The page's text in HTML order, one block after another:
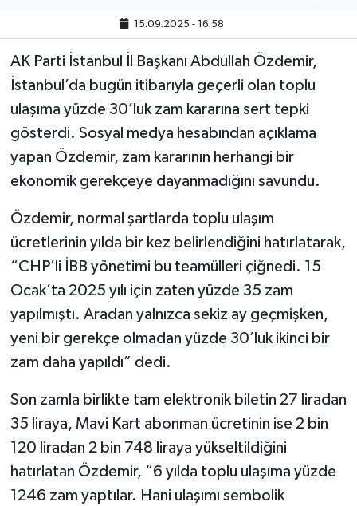
15.09.2025 - 16:58
AK Parti İstanbul İl Başkanı Abdullah Özdemir,
İstanbul’da bugün itibarıyla geçerli olan toplu
ulaşıma yüzde 30’luk zam kararına sert tepki
gösterdi. Sosyal medya hesabından açıklama
yapan Özdemir, zam kararının herhangi bir
ekonomik gerekçeye dayanmadığını savundu.
Özdemir, normal şartlarda toplu ulaşım
ücretlerinin yılda bir kez belirlendiğini hatırlatarak,
“CHP’li İBB yönetimi bu teamülleri çiğnedi. 15
Ocak’ta 2025 yılı için zaten yüzde 35 zam
yapılmıştı. Aradan yalnızca sekiz ay geçmişken,
yeni bir gerekçe olmadan yüzde 30’luk ikinci bir
zam daha yapıldı” dedi.
Son zamla birlikte tam elektronik biletin 27 liradan
35 liraya, Mavi Kart abonman ücretinin ise 2 bin
120 liradan 2 bin 748 liraya yükseltildiğini
hatırlatan Özdemir, “6 yılda toplu ulaşıma yüzde
1246 zam yaptılar. Hani ulaşımı sembolik